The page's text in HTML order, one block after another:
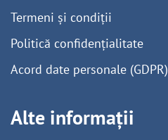
Termeni și condiții
Politică confidențialitate
Acord date personale (GDPR)
Alte informații